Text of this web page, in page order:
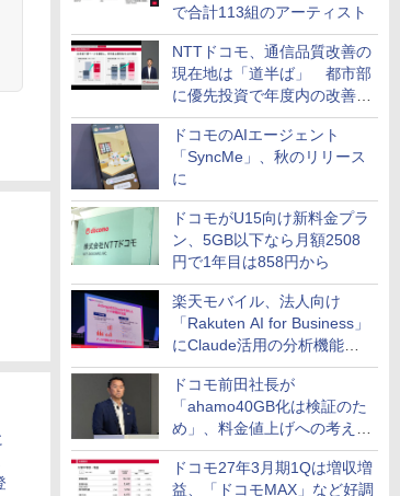
で合計113組のアーティスト
NTTドコモ、通信品質改善の
現在地は「道半ば」 都市部
に優先投資で年度内の改善目
指す
ドコモのAIエージェント
「SyncMe」、秋のリリース
に
ドコモがU15向け新料金プラ
ン、5GB以下なら月額2508
円で1年目は858円から
楽天モバイル、法人向け
「Rakuten AI for Business」
にClaude活用の分析機能な
どを追加
ドコモ前田社長が
「ahamo40GB化は検証のた
め」、料金値上げへの考え方
にも言及
ドコモ27年3月期1Qは増収増
益、「ドコモMAX」など好調